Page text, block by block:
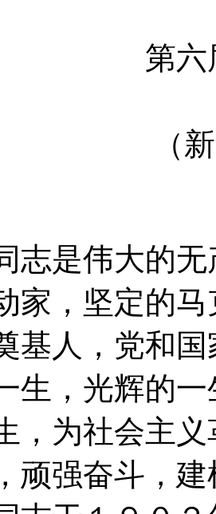
委员长
社北京
是伟大的无
家，坚定的
基人，党和
生，光辉的
，为社会主
顽强奋斗，